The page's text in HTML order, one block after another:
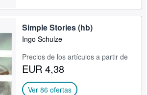
Simple Stories (hb)
Ingo Schulze
Precios de los artículos a partir de
EUR 4,38
Ver 86 ofertas